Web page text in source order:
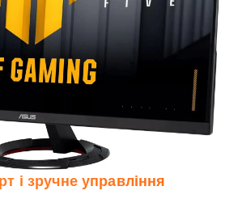
і зручне управління